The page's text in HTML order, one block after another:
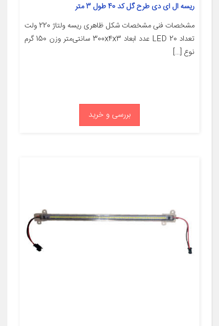
ریسه ال ای دی طرح گل کد 40 طول 3 متر
مشخصات فنی مشخصات شکل ظاهری ریسه ولتاژ 220 ولت
تعداد LED 20 عدد ابعاد 300x4x3 سانتی‌متر وزن 150 گرم
نوع […]
بررسی و خرید